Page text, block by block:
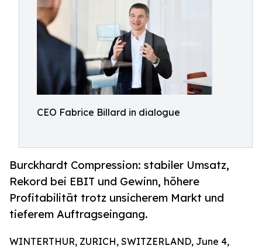
CEO Fabrice Billard in dialogue
Burckhardt Compression: stabiler Umsatz,
Rekord bei EBIT und Gewinn, höhere
Profitabilität trotz unsicherem Markt und
tieferem Auftragseingang.
WINTERTHUR, ZURICH, SWITZERLAND, June 4,